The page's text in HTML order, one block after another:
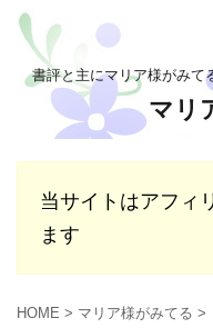
書評と主にマリア様がみて
マリ
当サイトはアフィ
ます
HOME > マリア様がみてる >